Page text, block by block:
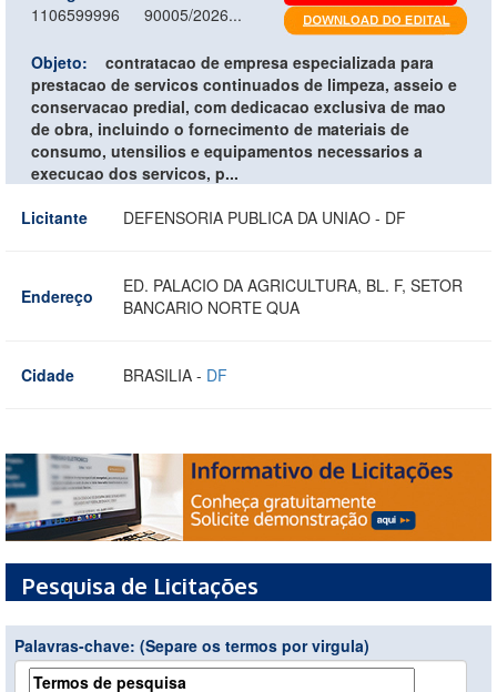
1106599996
90005/2026...
Objeto:
contratacao de empresa especializada para
prestacao de servicos continuados de limpeza, asseio e
conservacao predial, com dedicacao exclusiva de mao
de obra, incluindo o fornecimento de materiais de
consumo, utensilios e equipamentos necessarios a
execucao dos servicos, p...
Licitante
DEFENSORIA PUBLICA DA UNIAO - DF
Endereço
ED. PALACIO DA AGRICULTURA, BL. F, SETOR
BANCARIO NORTE QUA
Cidade BRASILIA - DF
Pesquisa de Licitações
Palavras-chave: (Separe os termos por virgula)